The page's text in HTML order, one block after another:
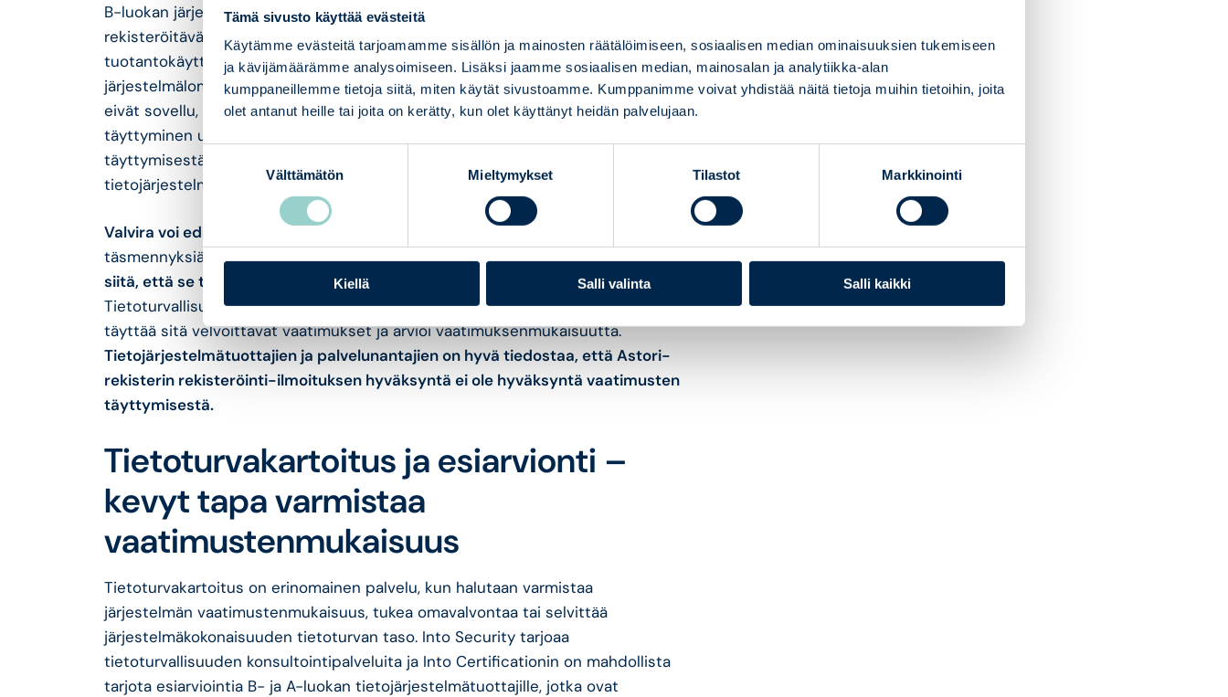
Tämä sivusto käyttää evästeitä
Käytämme evästeitä tarjoamamme sisällön ja mainosten räätälöimiseen, sosiaalisen median ominaisuuksien tukemiseen
ja kävijämäärämme analysoimiseen. Lisäksi jaamme sosiaalisen median, mainosalan ja analytiikka-alan
kumppaneillemme tietoja siitä, miten käytät sivustoamme. Kumppanimme voivat yhdistää näitä tietoja muihin tietoihin, joita
olet antanut heille tai joita on kerätty, kun olet käyttänyt heidän palvelujaan.
Suostumuksen
Välttämätön Mieltymykset Tilastot Markkinointi
Kiellä Salli valinta Salli kaikki
B-luokan järjestelmiltä ei edellytetä tietoturvallisuuden arviointia, mutta ne on
rekisteröitävä Valviran tietojärjestelmärekisteriin (Astori) ennen
tuotantokäyttöä. Rekisteröinnin liitteenä toimitetaan lain velvoittama selvitys,
järjestelmälomake, jossa tietojärjestelmätuottaja kuvaa, mitkä vaatimukset
eivät sovellu, mitä vaatimuksia järjestelmä täyttää, onko vaatimusten
täyttyminen ulkoistettu ja tarvittaessa antaa lisätietoja vaatimusten
täyttymisestä. – B-luokan rekisteröinti-ilmoitukseen voi suhtautua
tietojärjestelmätuottajanitsearviointina vaatimustenmukaisuudesta.
Valvira voi edellyttää
tietojärjestelmätuottajaa tekemään korjauksia tai
täsmennyksiä lomakkeeseen.Tietojärjestelmätuottaja on aina itse vastuussa
siitä, että se täyttää riittävällä tasolla sitä velvoittavat vaatimukset.
Tietoturvallisuuden arvioinneissa arviointilaitos tarkastaa, miten järjestelmä
täyttää sitä velvoittavat vaatimukset ja arvioi vaatimuksenmukaisuutta.
Tietojärjestelmätuottajien ja palvelunantajien on hyvä tiedostaa, että Astori-
rekisterin rekisteröinti-ilmoituksen hyväksyntä ei ole hyväksyntä vaatimusten
täyttymisestä.
Tietoturvakartoitus ja esiarvionti –
kevyt tapa varmistaa
vaatimustenmukaisuus
Tietoturvakartoitus on erinomainen palvelu, kun halutaan varmistaa
järjestelmän vaatimustenmukaisuus, tukea omavalvontaa tai selvittää
järjestelmäkokonaisuuden tietoturvan taso. Into Security tarjoaa
tietoturvallisuuden konsultointipalveluita ja Into Certificationin on mahdollista
tarjota esiarviointia B- ja A-luokan tietojärjestelmätuottajille, jotka ovat